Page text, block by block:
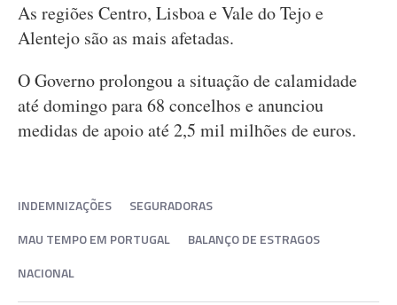
As regiões Centro, Lisboa e Vale do Tejo e
Alentejo são as mais afetadas.
O Governo prolongou a situação de calamidade
até domingo para 68 concelhos e anunciou
medidas de apoio até 2,5 mil milhões de euros.
INDEMNIZAÇÕES
SEGURADORAS
MAU TEMPO EM PORTUGAL
BALANÇO DE ESTRAGOS
NACIONAL